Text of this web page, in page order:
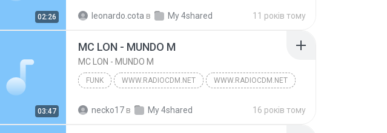
02:26 leonardo.cota в My 4shared 11 років тому
03:47
MC LON - MUNDO M
MC LON - MUNDO M
FUNK WWW.RADIOCDM.NET WWW.RADIOCDM.NET
necko17 в My 4shared 16 років тому